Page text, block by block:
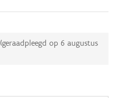
(geraadpleegd op6 augustus